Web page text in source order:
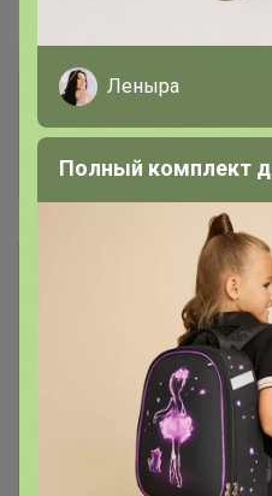
Комментарии к лотам
Отзывы участников
Условия участия
Ключевые даты
История
Леныра
Полный комплект